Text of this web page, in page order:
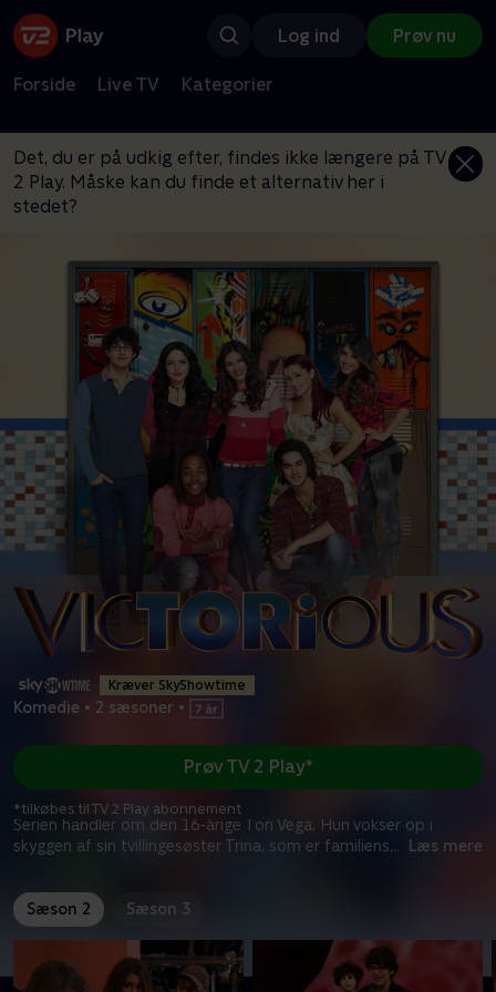
Log ind Prøv nu
Forside Live TV Kategorier
Det, du er på udkig efter, findes ikke længere på TV
2 Play. Måske kan du finde et alternativ her i
stedet?
Kræver SkyShowtime
Komedie • 2 sæsoner •
Serien handler om den 16-årige Tori Vega. Hun vokser op i
skyggen af sin tvillingesøster Trina, som er familiens... Læs mere
Prøv TV 2 Play*
*tilkøbes til TV 2 Play abonnement
Sæson 2 Sæson 3